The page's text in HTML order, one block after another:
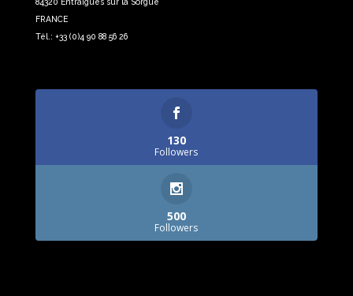
FRANCE
Tél.: +33 (0)4 90 88 56 26
130
Followers
500
Followers